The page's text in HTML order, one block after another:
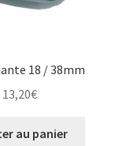
enfant
18 / 38mm
13,20€
au panier